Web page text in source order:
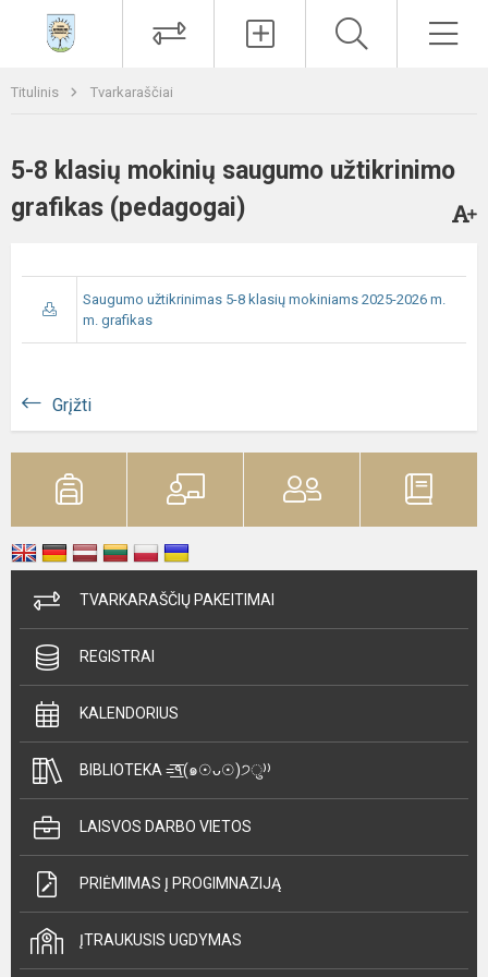
Titulinis Tvarkaraščiai
5-8 klasių mokinių saugumo užtikrinimo
grafikas (pedagogai)
Saugumo užtikrinimas 5-8 klasių mokiniams 2025-2026 m.
m. grafikas
Grįžti
TVARKARAŠČIŲ PAKEITIMAI
REGISTRAI
KALENDORIUS
BIBLIOTEKA =͟͟͞͞٩(๑☉ᴗ☉)੭ु⁾⁾
LAISVOS DARBO VIETOS
PRIĖMIMAS Į PROGIMNAZIJĄ
ĮTRAUKUSIS UGDYMAS